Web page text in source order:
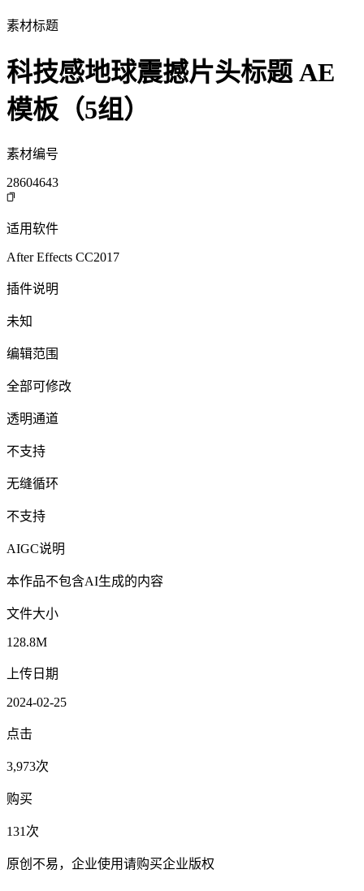
素材标题
科技感地球震撼片头标题 AE
模板（5组）
素材编号
28604643
适用软件
After Effects CC2017
插件说明
未知
编辑范围
全部可修改
透明通道
不支持
无缝循环
不支持
AIGC说明
本作品不包含AI生成的内容
文件大小
128.8M
上传日期
2024-02-25
点击
3,973次
购买
131次
原创不易，企业使用请购买企业版权